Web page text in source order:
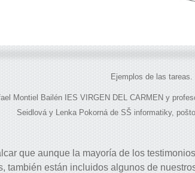
Ejemplos de las tareas.
Montiel Bailén IES VIRGEN DEL CARMEN y
Seidlová y Lenka Pokorná de SŠ informatiky,
que aunque la mayoría de los
también están incluidos algunos de